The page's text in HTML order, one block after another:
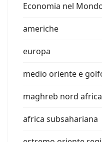
Economia nel
americhe
europa
medio oriente e
maghreb nord africa
africa subsahariana